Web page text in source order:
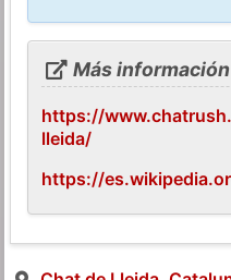
Más
https://
lleida/
https://